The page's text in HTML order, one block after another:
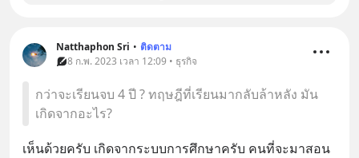
Natthaphon Sri • ติดตาม
8 ก.พ. 2023 เวลา 12:09 • ธุรกิจ
กว่าจะเรียนจบ 4 ปี ? ทฤษฎีที่เรียนมากลับล้าหลัง มัน
เกิดจากอะไร?
เห็นด้วยครับ เกิดจากระบบการศึกษาครับ คนที่จะมาสอน